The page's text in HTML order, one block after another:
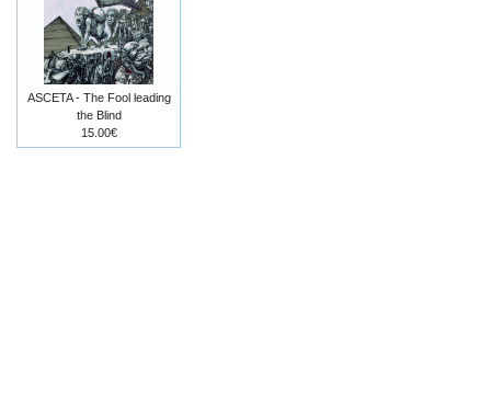
ASCETA - The Fool leading
the Blind
15.00€